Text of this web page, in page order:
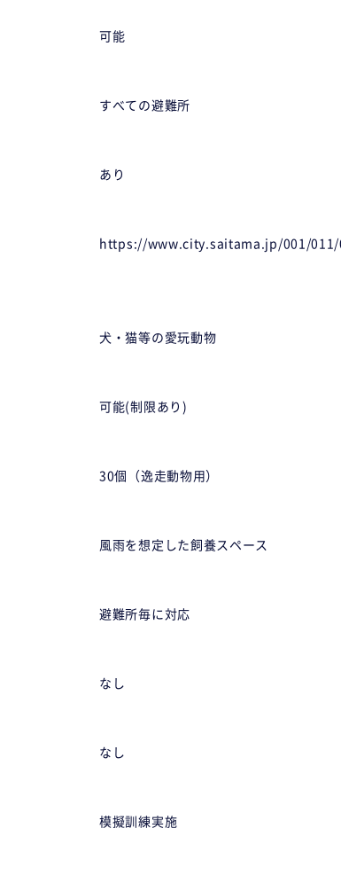
可能
すべての避難所
あり
https://www.city.saitama.jp/001/
犬・猫等の愛玩動物
可能(制限あり)
30個（逸走動物用）
風雨を想定した飼養スペース
避難所毎に対応
なし
なし
模擬訓練実施